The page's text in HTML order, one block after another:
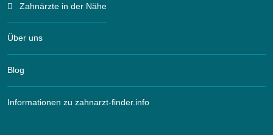
Zahnärzte in der Nähe
Über uns
Blog
Informationen zu zahnarzt-finder.info